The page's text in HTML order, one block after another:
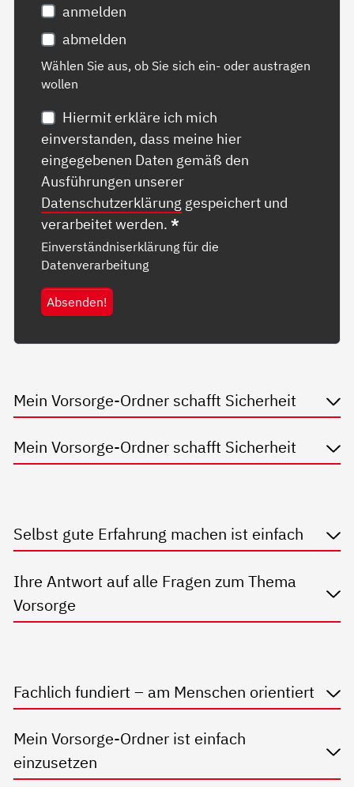
anmelden
abmelden
Wählen Sie aus, ob Sie sich ein- oder austragen
wollen
Hiermit erkläre ich mich
einverstanden, dass meine hier
eingegebenen Daten gemäß den
Ausführungen unserer
Datenschutzerklärung gespeichert und
verarbeitet werden.*
Einverständniserklärung für die
Datenverarbeitung
Absenden!
Mein Vorsorge-Ordner schafft Sicherheit
Mein Vorsorge-Ordner schafft Sicherheit
Selbst gute Erfahrung machen ist einfach
Ihre Antwort auf alle Fragen zum Thema
Vorsorge
Fachlich fundiert – am Menschen orientiert
Mein Vorsorge-Ordner ist einfach
einzusetzen